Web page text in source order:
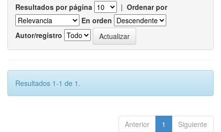
Resultados por página | Ordenar por
En orden
Autor/registro
Resultados 1-1 de 1.
Anterior 1 Siguiente